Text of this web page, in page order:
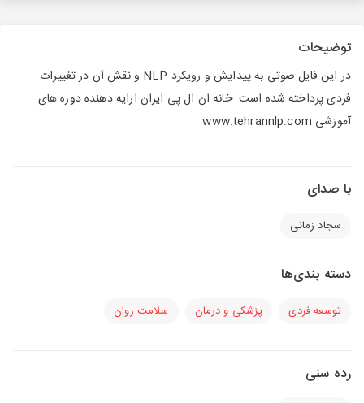
توضیحات
در این فایل صوتی به پیدایش و رویکرد NLP و نقش آن در تغییرات
فردی پرداخته شده است. خانه ان ال پی ایران ارایه دهنده دوره های
آموزشی www.tehrannlp.com
با صدای
سجاد زمانی
دسته بندی‌ها
توسعه فردی پزشکی و درمان سلامت روان
رده سنی